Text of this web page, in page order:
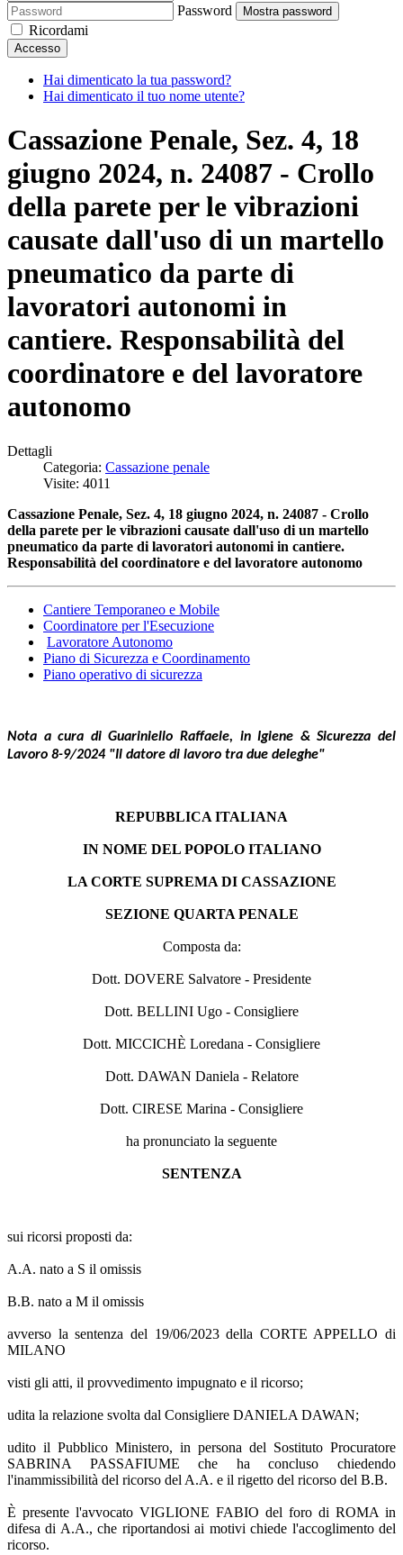
Password
Mostra password
Ricordami
Accesso
Hai dimenticato la tua password?
Hai dimenticato il tuo nome utente?
Cassazione Penale, Sez. 4, 18
giugno 2024, n. 24087 - Crollo
della parete per le vibrazioni
causate dall'uso di un martello
pneumatico da parte di
lavoratori autonomi in
cantiere. Responsabilità del
coordinatore e del lavoratore
autonomo
Dettagli
Categoria: Cassazione penale
Visite: 4011
Cassazione Penale, Sez. 4, 18 giugno 2024, n. 24087 - Crollo
della parete per le vibrazioni causate dall'uso di un martello
pneumatico da parte di lavoratori autonomi in cantiere.
Responsabilità del coordinatore e del lavoratore autonomo
Cantiere Temporaneo e Mobile
Coordinatore per l'Esecuzione
Lavoratore Autonomo
Piano di Sicurezza e Coordinamento
Piano operativo di sicurezza
Nota a cura di Guariniello Raffaele, inIgiene & Sicurezza del
Lavoro 8-9/2024 "Il datore di lavoro tra due deleghe"
REPUBBLICA ITALIANA
IN NOME DEL POPOLO ITALIANO
LA CORTE SUPREMA DI CASSAZIONE
SEZIONE QUARTA PENALE
Composta da:
Dott. DOVERE Salvatore - Presidente
Dott. BELLINI Ugo - Consigliere
Dott. MICCICHÈ Loredana - Consigliere
Dott. DAWAN Daniela - Relatore
Dott. CIRESE Marina - Consigliere
ha pronunciato la seguente
SENTENZA
sui ricorsi proposti da:
A.A. nato a S il omissis
B.B. nato a M il omissis
avverso la sentenza del 19/06/2023 della CORTE APPELLO di
MILANO
visti gli atti, il provvedimento impugnato e il ricorso;
udita la relazione svolta dal Consigliere DANIELA DAWAN;
udito il Pubblico Ministero, in persona del Sostituto Procuratore
SABRINA PASSAFIUME che ha concluso chiedendo
l'inammissibilità del ricorso del A.A. e il rigetto del ricorso del B.B.
È presente l'avvocato VIGLIONE FABIO del foro di ROMA in
difesa di A.A., che riportandosi ai motivi chiede l'accoglimento del
ricorso.